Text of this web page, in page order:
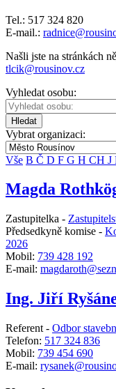
Tel.: 517 324 820
E-mail.:
Našli jste na stránkách
tlcik@rousinov.cz
Vyhledat osobu:
Hledat
Vybrat organizaci:
Vše B Č D F G H CH J
Magda
Zastupitelka -
Předsedkyně komise -
2026
Mobil: 739 428 192
E-mail:
Ing. Jiří
Referent - Odbor
Telefon: 517 324 836
Mobil: 739 454 690
E-mail: